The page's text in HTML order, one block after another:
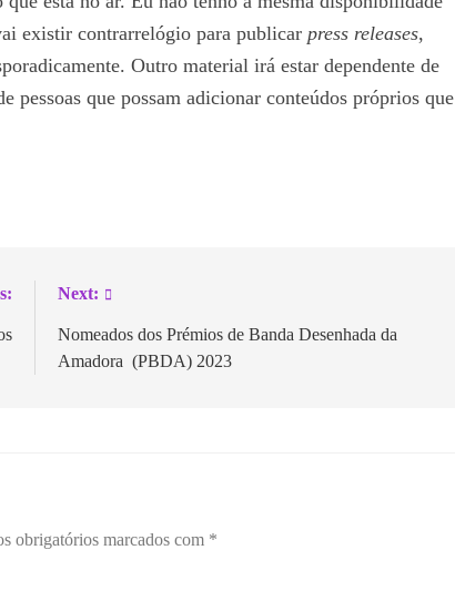
existir contrarrelógio para publicar press releases,
Outro material irá estar dependente de
pessoas que possam adicionar conteúdos próprios que
Next:
Nomeados dos Prémios de Banda Desenhada da
Amadora (PBDA) 2023
obrigatórios marcados com *